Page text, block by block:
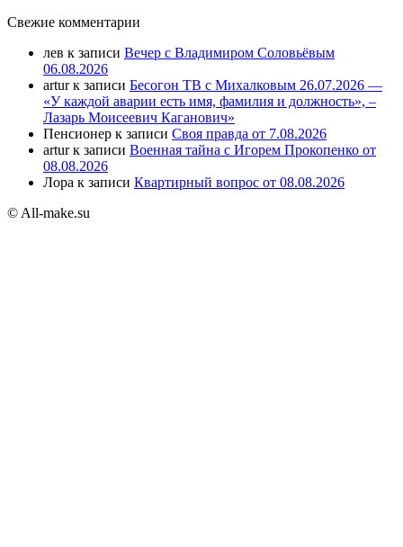
Свежие комментарии
лев к записи Вечер с Владимиром Соловьёвым
06.08.2026
arturк записи Бесогон ТВ с Михалковым 26.07.2026 —
«У каждой аварии есть имя, фамилия и должность», –
Лазарь Моисеевич Каганович»
Пенсионер к записи Своя правда от 7.08.2026
arturк записи Военная тайна с Игорем Прокопенко от
08.08.2026
Лора к записи Квартирный вопрос от 08.08.2026
© All-make.su